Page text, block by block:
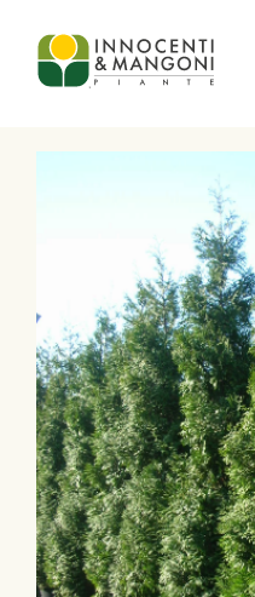
Skip to main content